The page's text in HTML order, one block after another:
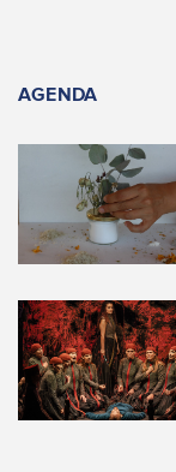
AGENDA